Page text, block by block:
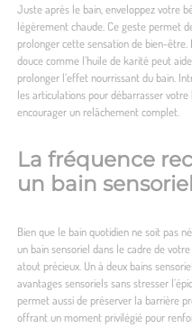
Juste après le bain, enveloppez votre
légèrement chaude. Ce geste permet
prolonger cette sensation de bien-être.
douce comme l’huile de karité peut
prolonger l’effet nourrissant du bain.
les articulations pour débarrasser
encourager un relâchement complet.
La fréquence
un bain
Bien que le bain quotidien ne soit pas
un bain sensoriel dans le cadre de
atout précieux. Un à deux bains
avantages sensoriels sans stresser
permet aussi de préserver la barrière
offrant un moment privilégié pour